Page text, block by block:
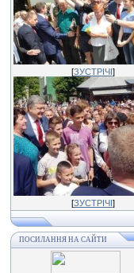
[ЗУСТРІЧІ]
[ЗУСТРІЧІ]
ПОСИЛАННЯ НА САЙТИ